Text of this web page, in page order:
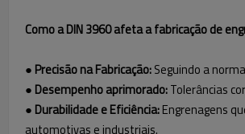
Como a DIN 3960 afeta a fabricação de
● Precisão na Fabricação:Seguindo a
● Desempenho aprimorado:Tolerâncias
● Durabilidade e Eficiência:Engrenagens
automotivas e industriais.